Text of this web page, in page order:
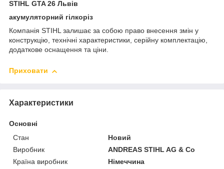
STIHL GTA 26 Львів
акумуляторний гілкоріз
Компанія STIHL залишає за собою право внесення змін у
конструкцію, технічні характеристики, серійну комплектацію,
додаткове оснащення та ціни.
Приховати
Характеристики
Основні
Стан
Новий
Виробник
ANDREAS STIHL AG & Co
Країна виробник
Німеччина